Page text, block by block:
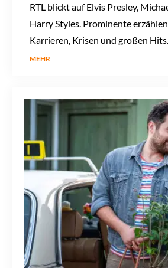
RTL blickt auf Elvis Presley,
Harry Styles. Prominente
Karrieren, Krisen und großen Hits.
MEHR